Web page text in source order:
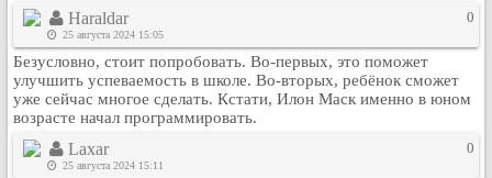
Беседы
Игры
Кулинария
Физкультура и спорт
Видео и Кино
Авто. Мото.
Haraldar
25 августа 2024 15:05
0
Безусловно, стоит попробовать. Во-первых, это поможет
улучшить успеваемость в школе. Во-вторых, ребёнок сможет
уже сейчас многое сделать. Кстати, Илон Маск именно в юном
возрасте начал программировать.
Laxar
25 августа 2024 15:11
0